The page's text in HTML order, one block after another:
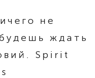
не
ждать
Spirit